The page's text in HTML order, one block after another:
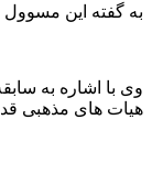
به گفته این
وی با اشاره به
هیات های مذهبی